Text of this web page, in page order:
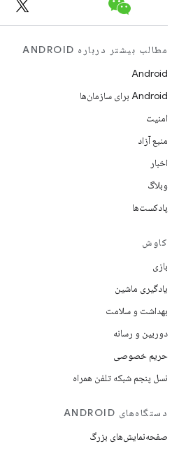
مطالب بیشتر درباره ANDROID
Android
Android برای سازمان‌ها
امنیت
منبع آزاد
اخبار
وبلاگ
پادکست‌ها
کاوش
بازی
یادگیری ماشین
بهداشت و سلامت
دوربین و رسانه
حریم خصوصی
نسل پنجم شبکه تلفن همراه
دستگاه‌های ANDROID
صفحه‌نمایش‌های بزرگ